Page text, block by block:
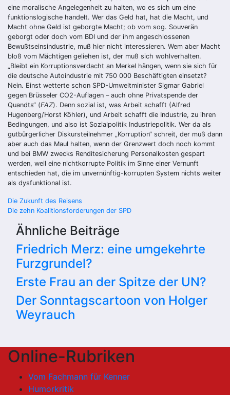
eine moralische Angelegenheit zu halten, wo es sich um eine
funktionslogische handelt. Wer das Geld hat, hat die Macht, und
Macht ohne Geld ist geborgte Macht; ob vom sog. Souverän
geborgt oder doch vom BDI und der ihm angeschlossenen
Bewußtseinsindustrie, muß hier nicht interessieren. Wem aber Macht
bloß vom Mächtigen geliehen ist, der muß sich wohlverhalten.
„Bleibt ein Korruptionsverdacht an Merkel hängen, wenn sie sich für
die deutsche Autoindustrie mit 750 000 Beschäftigten einsetzt?
Nein. Einst wetterte schon SPD-Umweltminister Sigmar Gabriel
gegen Brüsseler CO2-Auflagen – auch ohne Privatspende der
Quandts“ (FAZ). Denn sozial ist, was Arbeit schafft (Alfred
Hugenberg/Horst Köhler), und Arbeit schafft die Industrie, zu ihren
Bedingungen, und also ist Sozialpolitik Industriepolitik. Wer da als
gutbürgerlicher Diskursteilnehmer „Korruption“ schreit, der muß dann
aber auch das Maul halten, wenn der Grenzwert doch noch kommt
und bei BMW zwecks Renditesicherung Personalkosten gespart
werden, weil eine nichtkorrupte Politik im Sinne einer Vernunft
entschieden hat, die im unvernünftig-korrupten System nichts weiter
als dysfunktional ist.
Beitragsnavigation
Die Zukunft des Reisens
Die zehn Koalitionsforderungen der SPD
Ähnliche Beiträge
Friedrich Merz: eine umgekehrte
Furzgrundel?
Erste Frau an der Spitze der UN?
Der Sonntagscartoon von Holger
Weyrauch
Online-Rubriken
Vom Fachmann für Kenner
Humorkritik